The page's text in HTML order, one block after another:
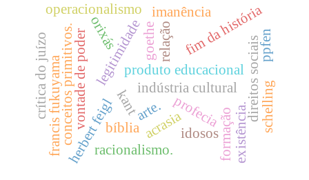
kant
herbert feiglbíblia profecia
produto educacional
relação
vontade de poder acrasia formação
indústria cultural
conceitos primitivos.
operacionalismo fim da história
idosos
direitos sociais
arte. schelling
racionalismo. existência.
legitimidade
francis fukuyama
goethe
crítica do juízo
imanência
ppfen
orixás